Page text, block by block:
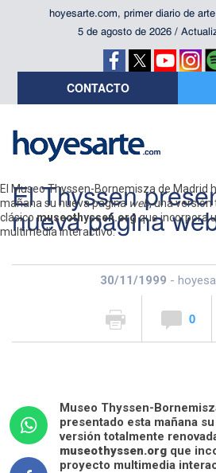
hoyesarte.com, primer diario de
5 de agosto de 2026 /
CONTACTO
El Museo Thyssen-Bornemisza de Madrid
mañana su nueva página web, una
clásicomuseothyssen.orgque incorpora
multimedia interactivo.
El Thyssen
nueva página
30/11/1999 -
0
Museo Thyssen-
presentado esta mañana
versión totalmente
museothyssen.org que
proyecto multimedia